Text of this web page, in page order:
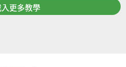
入更多教學